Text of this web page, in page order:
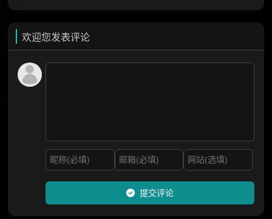
欢迎您发表评论
提交评论